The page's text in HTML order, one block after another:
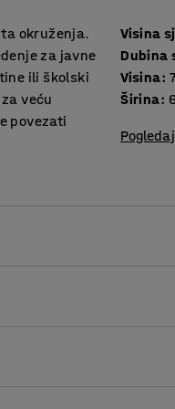
okruženja.
za javne
ili školski
veću
povezati
Visina
Dubina
Visina:
Širina:
postaviti leđa o
na naslon.